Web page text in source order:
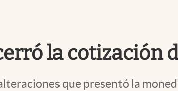
la cotización
que presentó la